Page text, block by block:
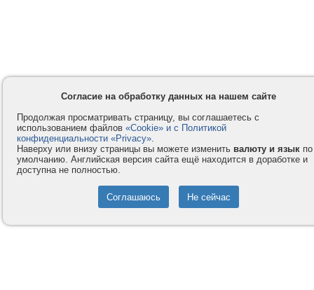
Согласие на обработку данных на нашем сайте
Продолжая просматривать страницу, вы соглашаетесь с
использованием файлов «Cookie» и с Политикой
конфиденциальности «Privacy».
Наверху или внизу страницы вы можете изменить валюту и язык по
умолчанию. Английская версия сайта ещё находится в доработке и
доступна не полностью.